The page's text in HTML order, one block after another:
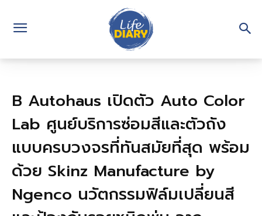
B Autohaus เปิดตัว Auto Color
Lab ศูนย์บริการซ่อมสีและตัวถัง
แบบครบวงจรที่ทันสมัยที่สุด พร้อม
ด้วย Skinz Manufacture by
Ngenco นวัตกรรมฟิล์มเปลี่ยนสี